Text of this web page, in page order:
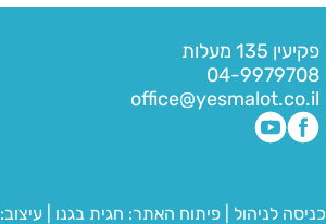
פקיעין 135 מעלות
04-9979708
office@yesmalot.co.il
כניסה לניהול פיתוח האתר: חגית בגנו עיצוב: